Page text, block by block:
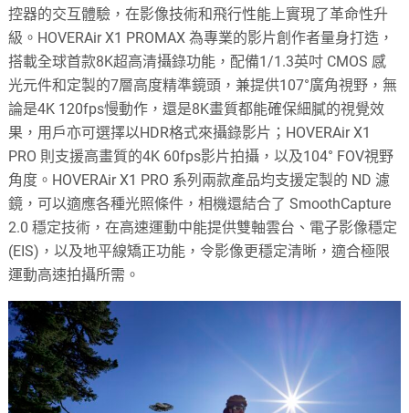
控器的交互體驗，在影像技術和飛行性能上實現了革命性升
級。HOVERAir X1 PROMAX 為專業的影片創作者量身打造，
搭載全球首款8K超高清攝錄功能，配備1/1.3英吋 CMOS 感
光元件和定製的7層高度精準鏡頭，兼提供107°廣角視野，無
論是4K 120fps慢動作，還是8K畫質都能確保細膩的視覺效
果，用戶亦可選擇以HDR格式來攝錄影片；HOVERAir X1
PRO 則支援高畫質的4K 60fps影片拍攝，以及104° FOV視野
角度。HOVERAir X1 PRO 系列兩款產品均支援定製的 ND 濾
鏡，可以適應各種光照條件，相機還結合了 SmoothCapture
2.0 穩定技術，在高速運動中能提供雙軸雲台、電子影像穩定
(EIS)，以及地平線矯正功能，令影像更穩定清晰，適合極限
運動高速拍攝所需。